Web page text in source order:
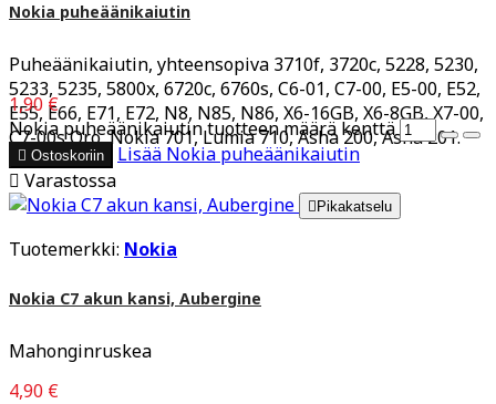
Nokia puheäänikaiutin
Puheäänikaiutin, yhteensopiva 3710f, 3720c, 5228, 5230,
5233, 5235, 5800x, 6720c, 6760s, C6-01, C7-00, E5-00, E52,
E55, E66, E71, E72, N8, N85, N86, X6-16GB, X6-8GB, X7-00,
C7-00s Oro, Nokia 701, Lumia 710, Asha 200, Asha 201.
1,90 €
Nokia puheäänikaiutin tuotteen määrä kenttä
 Ostoskoriin Lisää Nokia puheäänikaiutin
 Varastossa
 Pikakatselu
Tuotemerkki: Nokia
Nokia C7 akun kansi, Aubergine
Mahonginruskea
4,90 €